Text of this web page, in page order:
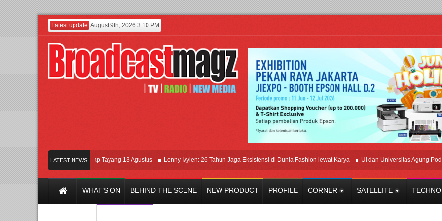
Latest update August 9th, 2026 3:10 PM
LATEST NEWS
Film KETOK MEJIK Siap Tayang 13 Agustus Lenny Ivylen: 26 Tahun Jaga Eksistensi di Dunia Fashion lewat Karya UI dan Universitas Agung
WHAT’S ON BEHIND THE SCENE NEW PRODUCT PROFILE CORNER SATELLITE TECHNO